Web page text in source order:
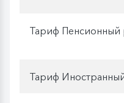
Тариф
Тариф